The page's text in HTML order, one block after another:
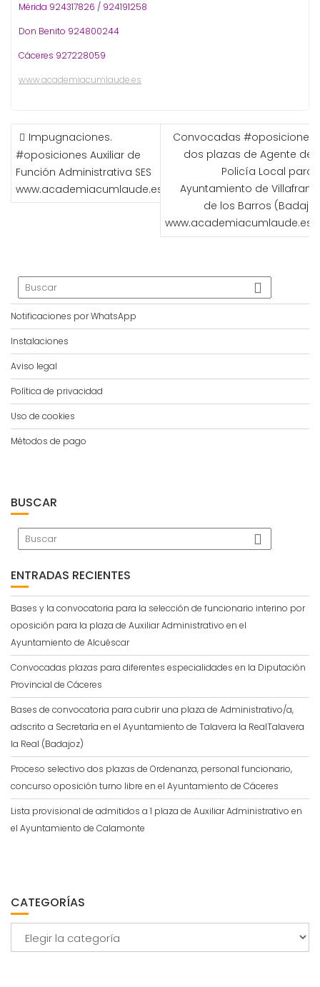
Mérida 924317826 / 924191258
Don Benito 924800244
Cáceres 927228059
www.academiacumlaude.es
NAVEGACIÓN
DE
ENTRADAS
Impugnaciones.
#oposiciones Auxiliar de
Función Administrativa SES
www.academiacumlaude.es
Convocadas #oposiciones
dos plazas de Agente de
Policía Local para
Ayuntamiento de
de los Barros
www.academiacumlaude.es
Notificaciones por WhatsApp
Instalaciones
Aviso legal
Política de privacidad
Uso de cookies
Métodos de pago
BUSCAR
ENTRADAS RECIENTES
Bases y la convocatoria para la selección de funcionario interino por
oposición para la plaza de Auxiliar Administrativo en el
Ayuntamiento de Alcuéscar
Convocadas plazas para diferentes especialidades en la Diputación
Provincial de Cáceres
Bases de convocatoria para cubrir una plaza de Administrativo/a,
adscrito a Secretaría en el Ayuntamiento de Talavera la RealTalavera
la Real (Badajoz)
Proceso selectivo dos plazas de Ordenanza, personal funcionario,
concurso oposición turno libre en el Ayuntamiento de Cáceres
Lista provisional de admitidos a 1 plaza de Auxiliar Administrativo en
el Ayuntamiento de Calamonte
CATEGORÍAS